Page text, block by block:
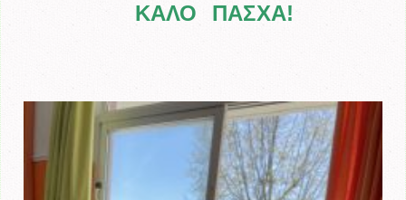
ΚΑΛΟ ΠΑΣΧΑ!